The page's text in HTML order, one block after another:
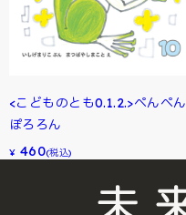
<こどものとも0.1.2.>ぺんぺん
ぽろろん
¥ 460(税込)